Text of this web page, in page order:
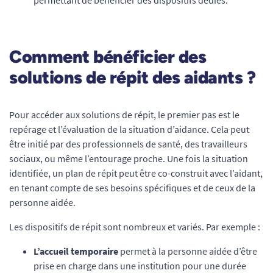
Comment bénéficier des
solutions de répit des aidants ?
Pour accéder aux solutions de répit, le premier pas est le
repérage et l’évaluation de la situation d’aidance. Cela peut
être initié par des professionnels de santé, des travailleurs
sociaux, ou même l’entourage proche. Une fois la situation
identifiée, un plan de répit peut être co-construit avec l’aidant,
en tenant compte de ses besoins spécifiques et de ceux de la
personne aidée.
Les dispositifs de répit sont nombreux et variés. Par exemple :
L’accueil temporaire permet à la personne aidée d’être
prise en charge dans une institution pour une durée